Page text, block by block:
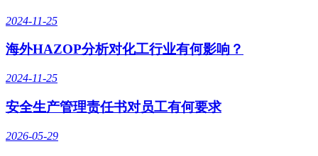
2024-11-25
海外HAZOP分析对化工行业有何影响？
2024-11-25
安全生产管理责任书对员工有何要求
2026-05-29